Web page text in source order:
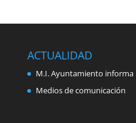
ACTUALIDAD
M.I. Ayuntamiento informa
Medios de comunicación